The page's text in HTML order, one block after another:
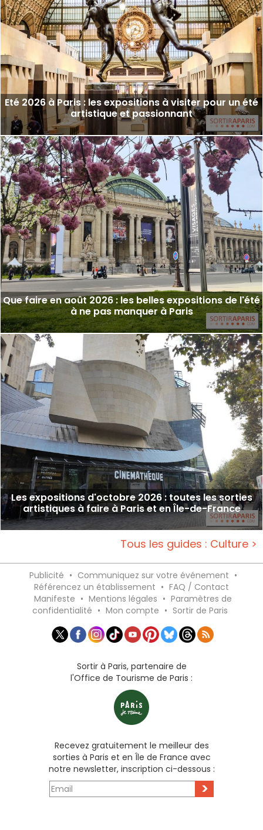
Eté 2026 à Paris : les expositions à visiter pour un été
artistique et passionnant
Que faire en août 2026 : les belles expositions de l'été
à ne pas manquer à Paris
Les expositions d'octobre 2026 : toutes les sorties
artistiques à faire à Paris et en Île-de-France
Tous les guides : Culture >
Publicité • Communiquez sur votre événement •
Référencez un établissement • FAQ / Contact
Manifeste • Mentions légales • Paramètres de
confidentialité • Mon compte • Sortir de Paris
Sortir à Paris, partenaire de
l'Office de Tourisme de Paris :
Recevez gratuitement le meilleur des
sorties à Paris et en Île de France avec
notre newsletter, inscription ci-dessous :
>